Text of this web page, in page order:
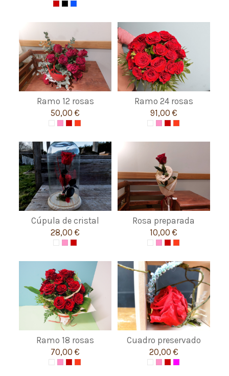
Ramo 12 rosas
50,00 €
Ramo 24 rosas
91,00 €
Cúpula de cristal
28,00 €
Rosa preparada
10,00 €
Ramo 18 rosas
70,00 €
Cuadro preservado
20,00 €